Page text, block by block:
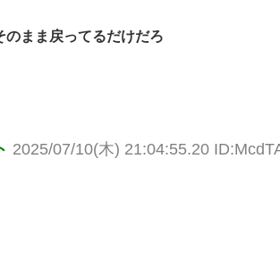
まま戻ってるだけだろ
2025/07/10(木) 21:04:55.20